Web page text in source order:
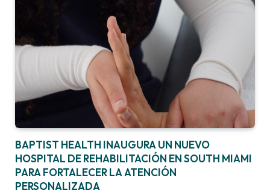
BAPTIST HEALTH INAUGURA UN NUEVO
HOSPITAL DE REHABILITACIÓN EN SOUTH MIAMI
PARA FORTALECER LA ATENCIÓN
PERSONALIZADA